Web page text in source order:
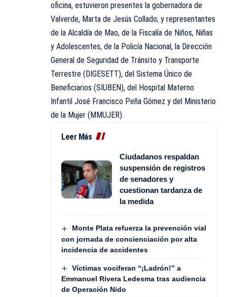
oficina, estuvieron presentes la gobernadora de
Valverde, Marta de Jesús Collado; y representantes
de la Alcaldía de Mao, de la Fiscalía de Niños, Niñas
y Adolescentes, de la Policía Nacional, la Dirección
General de Seguridad de Tránsito y Transporte
Terrestre (DIGESETT), del Sistema Único de
Beneficiarios (SIUBEN), del Hospital Materno
Infantil José Francisco Peña Gómez y del Ministerio
de la Mujer (MMUJER).
Leer Más
Ciudadanos respaldan
suspensión de registros
de senadores y
cuestionan tardanza de
la medida
Monte Plata refuerza la prevención vial
con jornada de concienciación por alta
incidencia de accidentes
Víctimas vociferan “¡Ladrón!” a
Emmanuel Rivera Ledesma tras audiencia
de Operación Nido